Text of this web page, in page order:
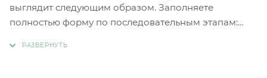
выглядит следующим образом. Заполняете
полностью форму по последовательным этапам: